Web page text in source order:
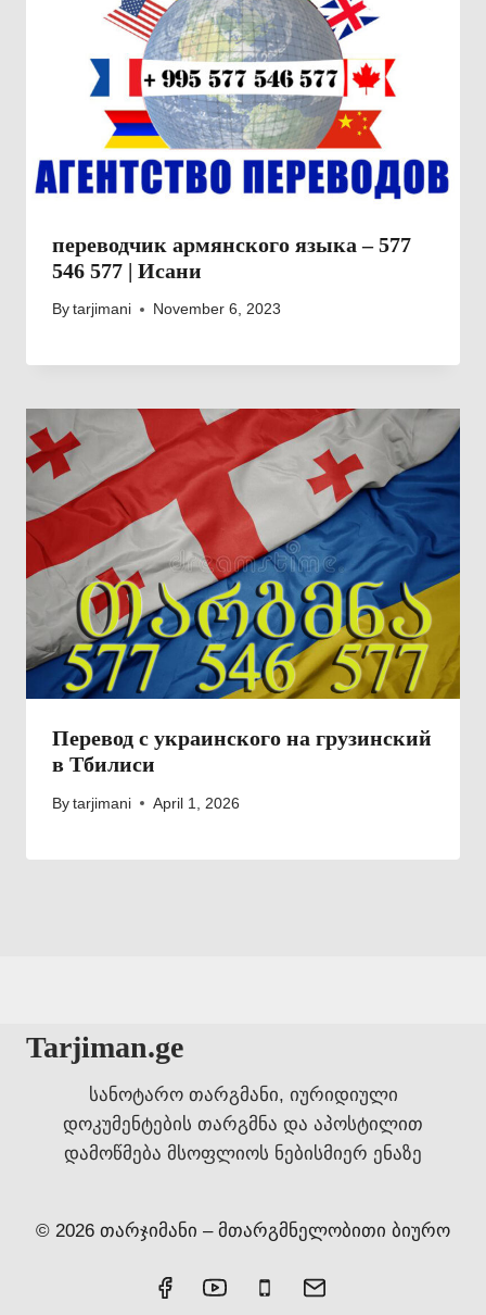
переводчик армянского языка – 577
546 577 | Исани
By tarjimani November 6, 2023
Перевод с украинского на грузинский
в Тбилиси
By tarjimani April 1, 2026
Tarjiman.ge
სანოტარო თარგმანი, იურიდიული
დოკუმენტების თარგმნა და აპოსტილით
დამოწმება მსოფლიოს ნებისმიერ ენაზე
© 2026 თარჯიმანი – მთარგმნელობითი ბიურო